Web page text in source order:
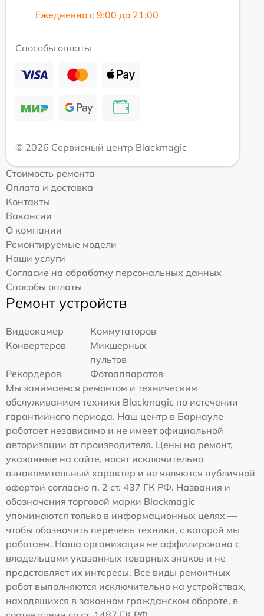
Ежедневно с 9:00 до 21:00
Способы оплаты
© 2026 Сервисный центр Blackmagic
Стоимость ремонта
Оплата и доставка
Контакты
Вакансии
О компании
Ремонтируемые модели
Наши услуги
Согласие на обработку персональных данных
Способы оплаты
Ремонт устройств
Видеокамер
Коммутаторов
Конвертеров
Микшерных
пультов
Рекордеров
Фотоаппаратов
Мы занимаемся ремонтом и техническим
обслуживанием техники Blackmagic по истечении
гарантийного периода. Наш центр в Барнауле
работает независимо и не имеет официальной
авторизации от производителя. Цены на ремонт,
указанные на сайте, носят исключительно
ознакомительный характер и не являются публичной
офертой согласно п. 2 ст. 437 ГК РФ. Названия и
обозначения торговой марки Blackmagic
упоминаются только в информационных целях —
чтобы обозначить перечень техники, с которой мы
работаем. Наша организация не аффилирована с
владельцами указанных товарных знаков и не
представляет их интересы. Все виды ремонтных
работ выполняются исключительно на устройствах,
находящихся в законном гражданском обороте, в